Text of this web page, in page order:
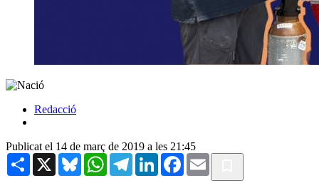
Redacció
Publicat el 14 de març de 2019 a les 21:45
Share X BlueskyWhatsAppTelegramLinkedInFacebook
Email